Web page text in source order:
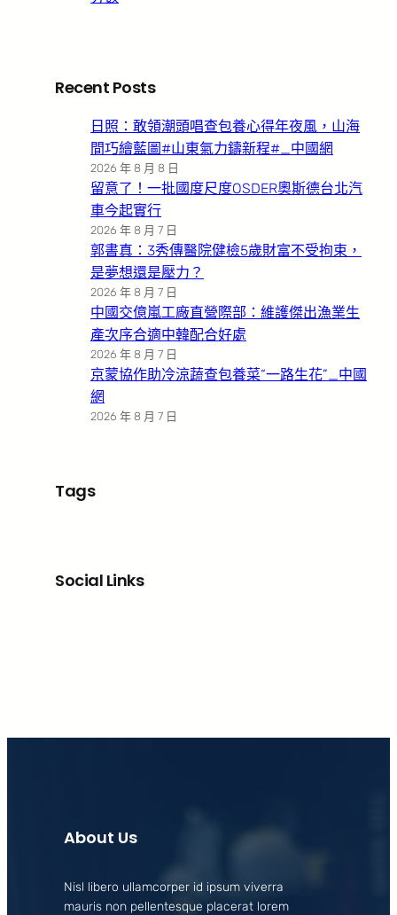
Recent Posts
日照：敢領潮頭唱查包養心得年夜風，山海
間巧繪藍圖#山東氣力鑄新程#_中國網
2026 年 8 月 8 日
留意了！一批國度尺度OSDER奧斯德台北汽
車今起實行
2026 年 8 月 7 日
郭書真：3秀傳醫院健檢5歲財富不受拘束，
是夢想還是壓力？
2026 年 8 月 7 日
中國交億嵐工廠直營際部：維護傑出漁業生
產次序合適中韓配合好處
2026 年 8 月 7 日
京蒙協作助冷涼蔬查包養菜“一路生花”_中國
網
2026 年 8 月 7 日
Tags
Social Links
About Us
Nisl libero ullamcorper id ipsum viverra
mauris non pellentesque placerat lorem